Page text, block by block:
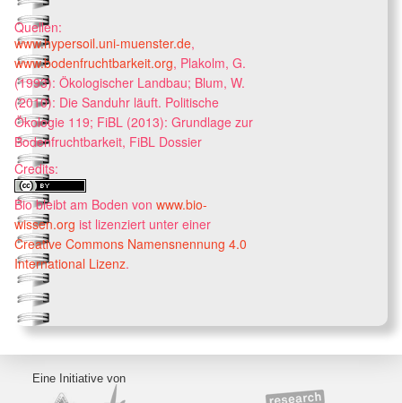
Quellen:
www.hypersoil.uni-muenster.de,
www.bodenfruchtbarkeit.org, Plakolm, G.
(1993): Ökologischer Landbau; Blum, W.
(2010): Die Sanduhr läuft. Politische
Ökologie 119; FiBL (2013): Grundlage zur
Bodenfruchtbarkeit, FiBL Dossier
Credits:
Bio bleibt am Boden von www.bio-
wissen.org ist lizenziert unter einer
Creative Commons Namensnennung 4.0
International Lizenz.
Eine Initiative von